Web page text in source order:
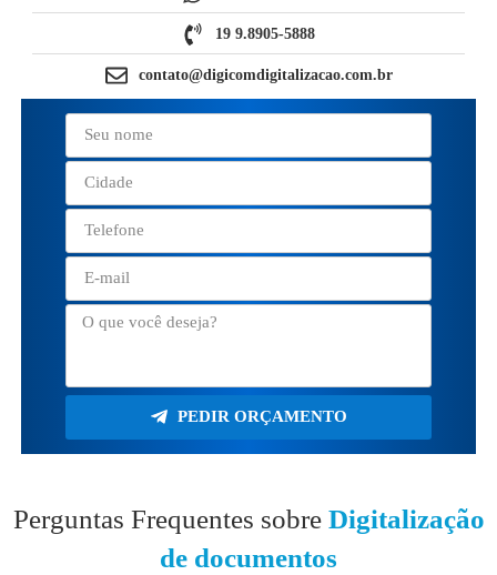
19 9.8905-5888
contato@digicomdigitalizacao.com.br
PEDIR ORÇAMENTO
Perguntas Frequentes sobre Digitalização
de documentos